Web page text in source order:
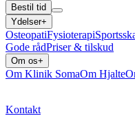
Bestil tid
Ydelser+
OsteopatiFysioterapi
Gode rådPriser & tilskud
Om os+
Om Klinik SomaOm Hjalte
Kontakt